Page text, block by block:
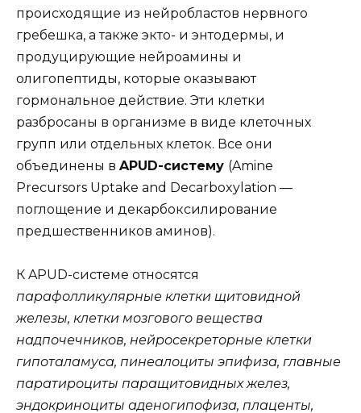
происходящие из нейробластов нервного
гребешка, а также экто- и энтодермы, и
продуцирующие нейроамины и
олигопептиды, которые оказывают
гормональное действие. Эти клетки
разбросаны в организме в виде клеточных
групп или отдельных клеток. Все они
объединены в APUD-систему (Amine
Precursors Uptake and Decarboxylation —
поглощение и декарбоксилирование
предшественников аминов).
К APUD-системе относятся
парафолликулярные клетки щитовидной
железы, клетки мозгового вещества
надпочечников, нейросекреторные клетки
гипоталамуса, пинеалоциты эпифиза, главные
паратироциты паращитовидных желез,
эндокриноциты аденогипофиза, плаценты,